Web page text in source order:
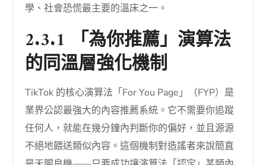
學、社會恐慌最主要的溫床之一。
2.3.1 「為你推薦」演算法
的同溫層強化機制
TikTok 的核心演算法「For You Page」（FYP）是
業界公認最強大的內容推薦系統。它不需要你追蹤
任何人，就能在幾分鐘內判斷你的偏好，並且源源
不絕地餵送類似內容。這個機制對造謠者來說簡直